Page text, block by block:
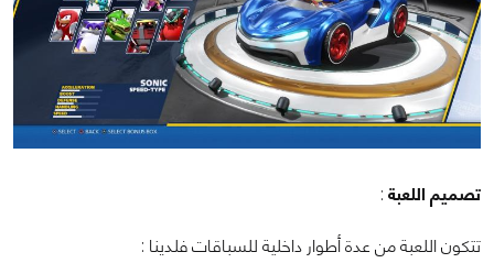
تصميم اللعبة :
تتكون اللعبة من عدة أطوار داخلية للسباقات فلدينا :